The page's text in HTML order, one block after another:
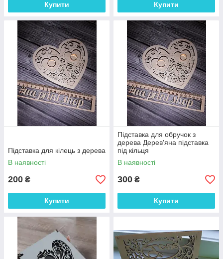
Купити Купити
Підставка для кілець з дерева
В наявності
200 ₴
Купити
Підставка для обручок з
дерева Дерев'яна підставка
під кільця
В наявності
300 ₴
Купити